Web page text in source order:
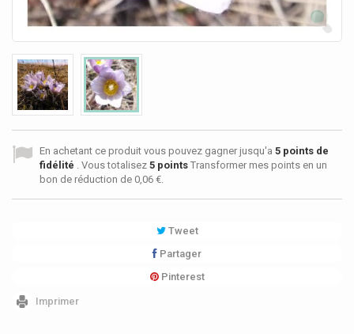
En achetant ce produit vous pouvez gagner jusqu'a 5 points de
fidélité . Vous totalisez 5 points Transformer mes points en un
bon de réduction de 0,06 €.
Tweet
Partager
Pinterest
Imprimer